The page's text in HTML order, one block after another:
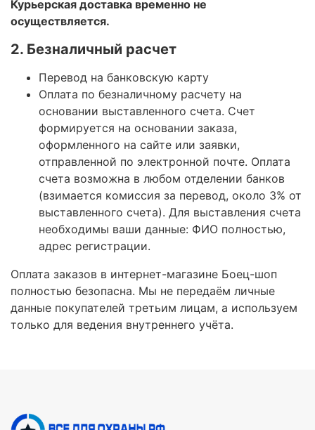
Курьерская доставка временно не
осуществляется.
2. Безналичный расчет
Перевод на банковскую карту
Оплата по безналичному расчету на
основании выставленного счета. Счет
формируется на основании заказа,
оформленного на сайте или заявки,
отправленной по электронной почте. Оплата
счета возможна в любом отделении банков
(взимается комиссия за перевод, около 3% от
выставленного счета). Для выставления счета
необходимы ваши данные: ФИО полностью,
адрес регистрации.
Оплата заказов в интернет-магазине Боец-шоп
полностью безопасна. Мы не передаём личные
данные покупателей третьим лицам, а используем
только для ведения внутреннего учёта.